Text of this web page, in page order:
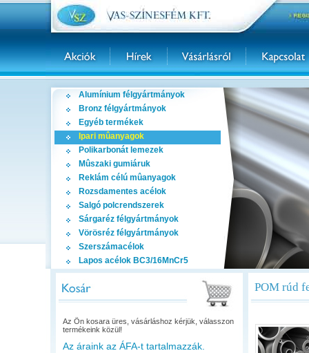
Alumínium félgyártmányok
Bronz félgyártmányok
Egyéb termékek
Ipari mûanyagok
Polikarbonát lemezek
Mûszaki gumiáruk
Reklám célú mûanyagok
Rozsdamentes acélok
Salgó polcrendszerek
Sárgaréz félgyártmányok
Vörösréz félgyártmányok
Szerszámacélok
Lapos acélok BC3/16MnCr5
Az Ön kosara üres, vásárláshoz kérjük, válasszon
termékeink közül!
Az áraink az ÁFA-t tartalmazzák.
POM rúd